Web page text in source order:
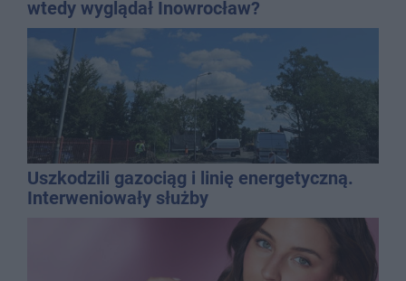
wtedy wyglądał Inowrocław?
Uszkodzili gazociąg i linię energetyczną.
Interweniowały służby